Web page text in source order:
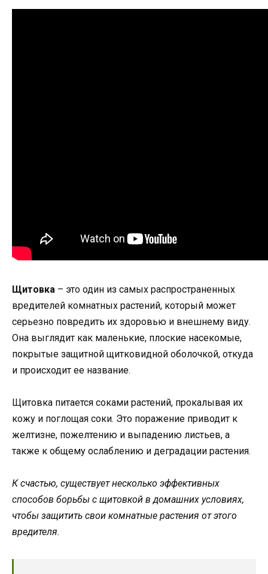
Щитовка – это один из самых распространенных
вредителей комнатных растений, который может
серьезно повредить их здоровью и внешнему виду.
Она выглядит как маленькие, плоские насекомые,
покрытые защитной щитковидной оболочкой, откуда
и происходит ее название.
Щитовка питается соками растений, прокалывая их
кожу и поглощая соки. Это поражение приводит к
желтизне, пожелтению и выпадению листьев, а
также к общему ослаблению и деградации растения.
К счастью, существует несколько эффективных
способов борьбы с щитовкой в домашних условиях,
чтобы защитить свои комнатные растения от этого
вредителя.